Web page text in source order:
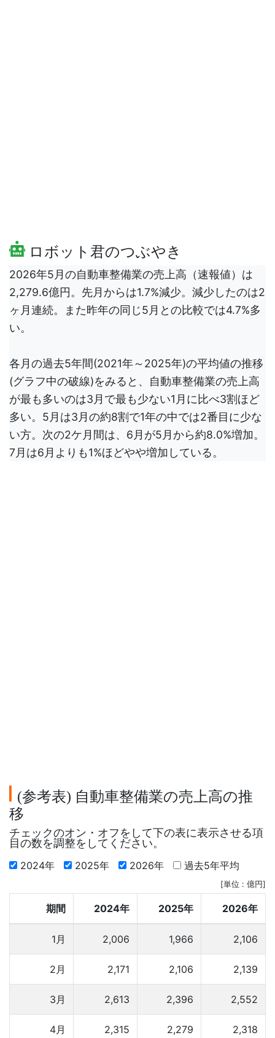
ロボット君のつぶやき
2026年5月の自動車整備業の売上高（速報値）は
2,279.6億円。先月からは1.7%減少。減少したのは2
ヶ月連続。また昨年の同じ5月との比較では4.7%多
い。
各月の過去5年間(2021年～2025年)の平均値の推移
(グラフ中の破線)をみると、自動車整備業の売上高
が最も多いのは3月で最も少ない1月に比べ3割ほど
多い。5月は3月の約8割で1年の中では2番目に少な
い方。次の2ケ月間は、6月が5月から約8.0%増加。
7月は6月よりも1%ほどやや増加している。
(参考表) 自動車整備業の売上高の推
移
チェックのオン・オフをして下の表に表示させる項
目の数を調整をしてください。
2024年 2025年 2026年 過去5年平均
[単位 : 億円]
期間 2024年 2025年 2026年
1月 2,006 1,966 2,106
2月 2,171 2,106 2,139
3月 2,613 2,396 2,552
4月 2,315 2,279 2,318